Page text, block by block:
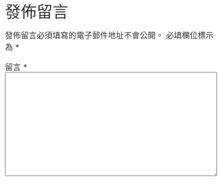
發佈留言
發佈留言必須填寫的電子郵件地址不會公開。 必填欄位標示
為 *
留言 *